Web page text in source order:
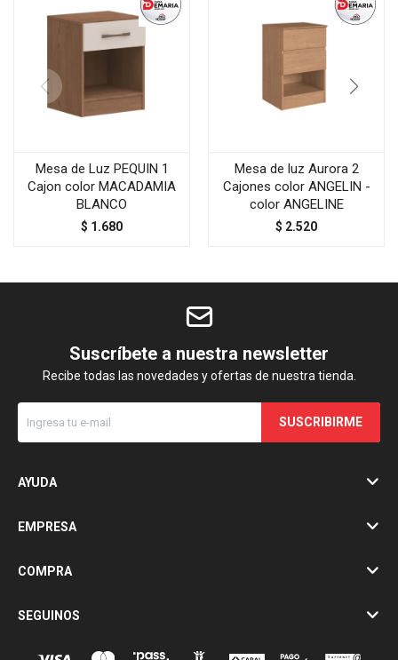
Mesa de Luz PEQUIN 1
Cajon color MACADAMIA
BLANCO
$ 1.680
Mesa de luz Aurora 2
Cajones color ANGELIN -
color ANGELINE
$ 2.520
Suscríbete a nuestra newsletter
Recibe todas las novedades y ofertas de nuestra tienda.
SUSCRIBIRME
AYUDA
EMPRESA
COMPRA
SEGUINOS